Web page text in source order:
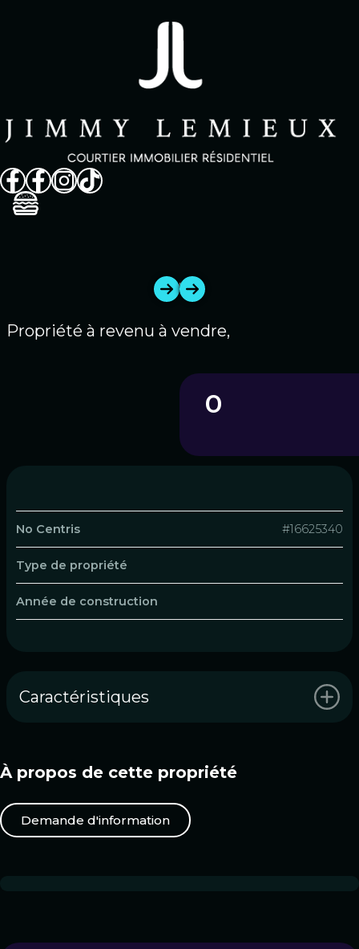
Acheter
Propriétés
Quartiers
À propos
Avis clients
514 825-9488
1/ 0
Propriété à revenu à vendre,
0
No Centris #16625340
Type de propriété
Année de construction
Caractéristiques
À propos de cette propriété
Demande d'information